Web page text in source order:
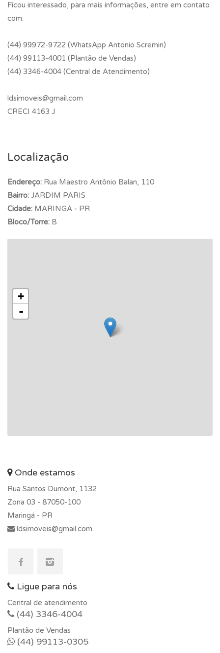
Ficou interessado, para mais informações, entre em contato
com:
(44) 99972-9722 (WhatsApp Antonio Scremin)
(44) 99113-4001 (Plantão de Vendas)
(44) 3346-4004 (Central de Atendimento)
ldsimoveis@gmail.com
CRECI 4163 J
Localização
Endereço: Rua Maestro Antônio Balan, 110
Bairro: JARDIM PARIS
Cidade: MARINGÁ - PR
Bloco/Torre: B
+
-
Onde estamos
Rua Santos Dumont, 1132
Zona 03 - 87050-100
Maringá - PR
ldsimoveis@gmail.com
Ligue para nós
Central de atendimento
(44) 3346-4004
Plantão de Vendas
(44) 99113-0305